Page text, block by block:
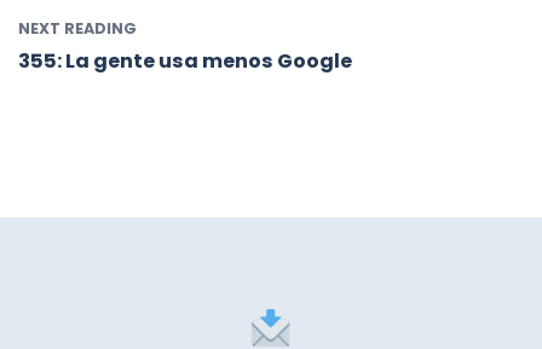
NEXT READING
355: La gente usa menos Google